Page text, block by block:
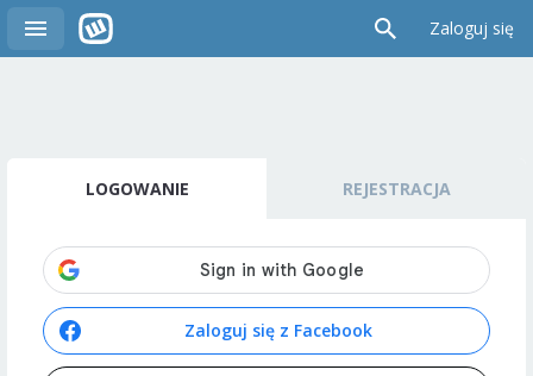
Zaloguj się
LOGOWANIE REJESTRACJA
Zaloguj się z Facebook